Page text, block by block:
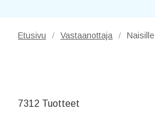
Etusivu / Vastaanottaja / Naisille
7312 Tuotteet